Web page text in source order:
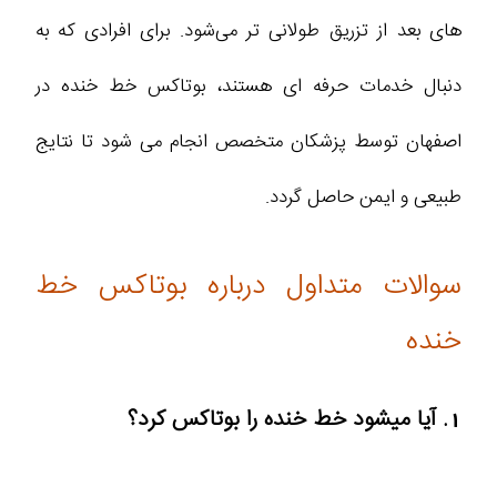
های بعد از تزریق طولانی‌ تر می‌شود. برای افرادی که به
دنبال خدمات حرفه‌ ای هستند، بوتاکس خط خنده در
اصفهان توسط پزشکان متخصص انجام می‌ شود تا نتایج
طبیعی و ایمن حاصل گردد.
سوالات متداول درباره بوتاکس خط
خنده
1. آیا میشود خط خنده را بوتاکس کرد؟